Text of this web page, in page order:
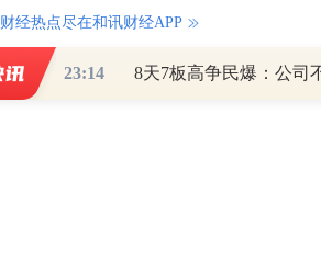
财经热点尽在和讯财经APP
23:14